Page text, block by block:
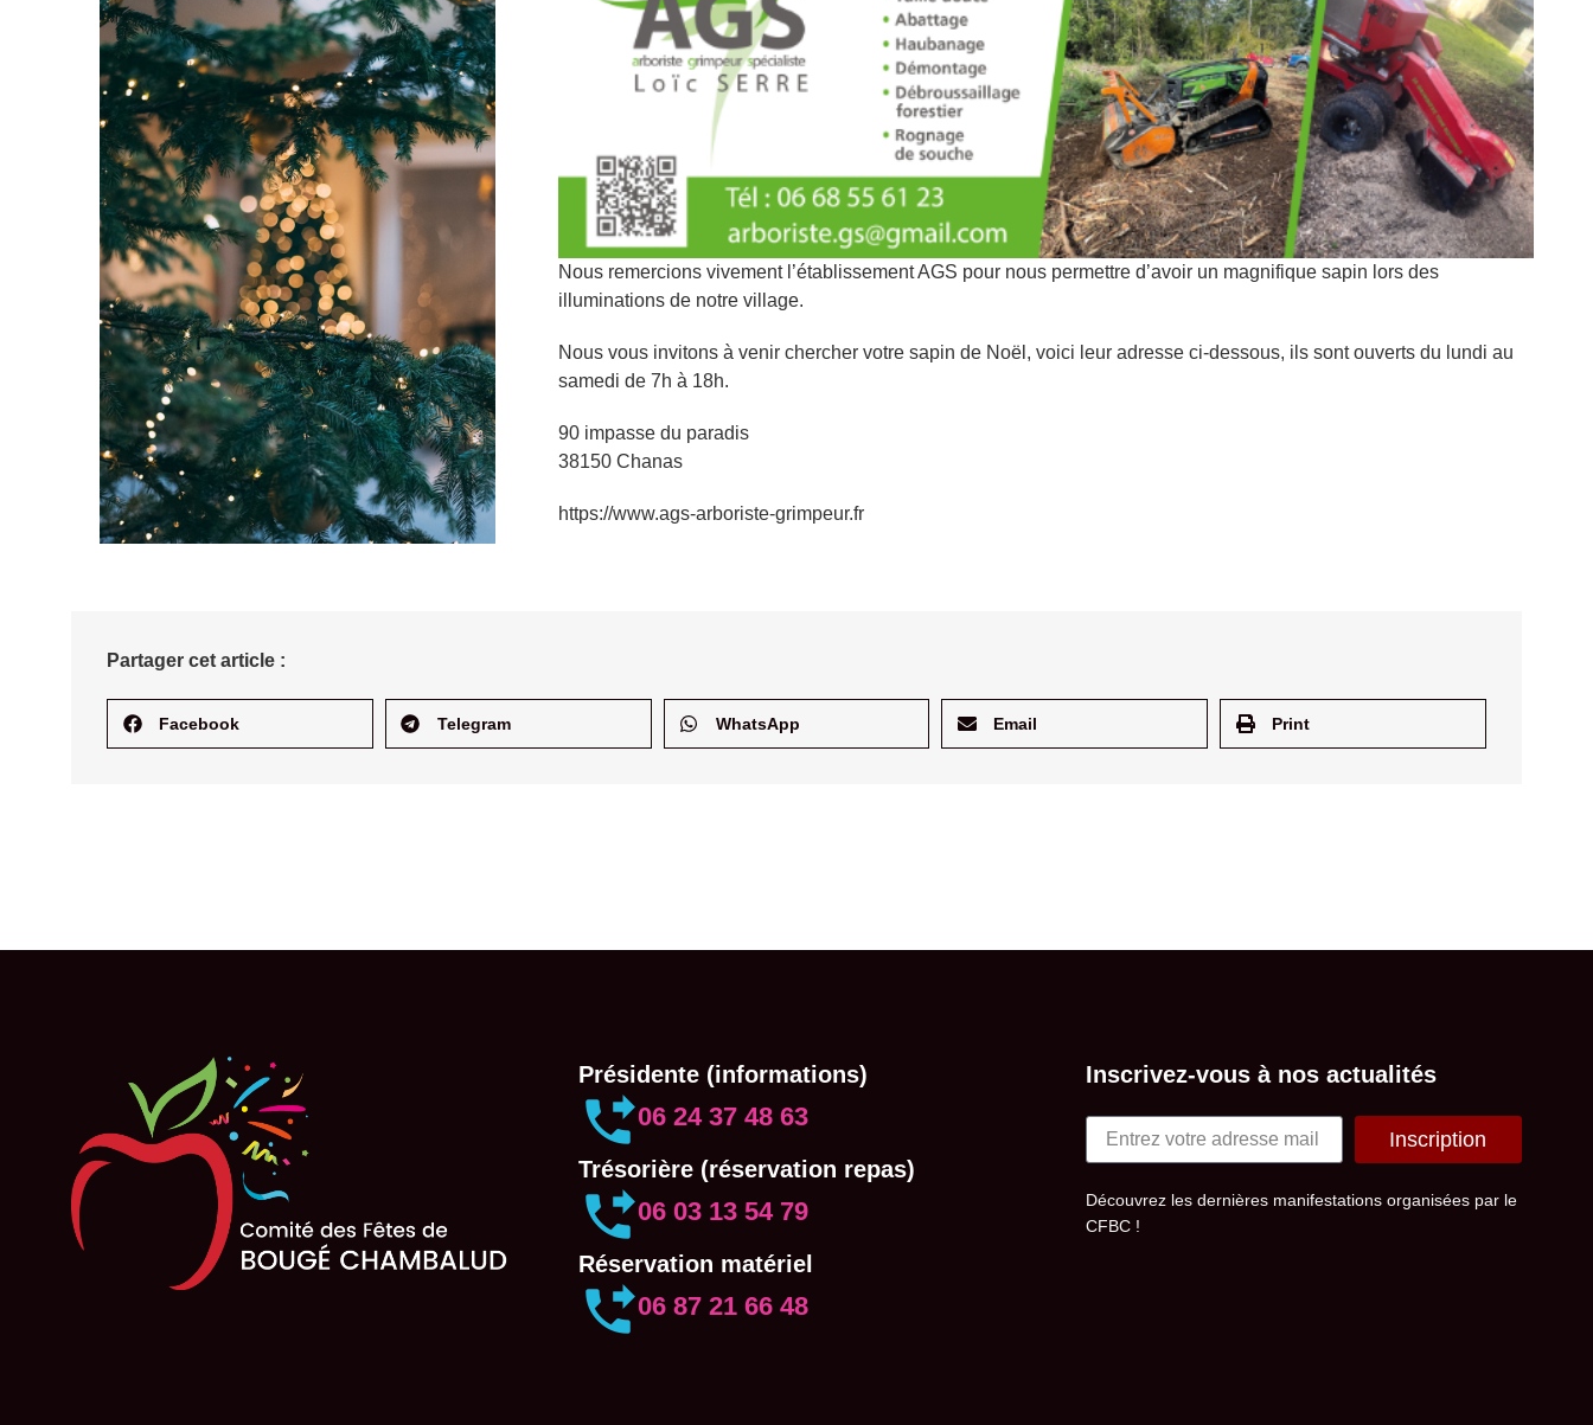
Nous remercions vivement l’établissement AGS pour nous permettre d’avoir un magnifique sapin lors des
illuminations de notre village.
Nous vous invitons à venir chercher votre sapin de Noël, voici leur adresse ci-dessous, ils sont ouverts du lundi au
samedi de 7h à 18h.
90 impasse du paradis
38150 Chanas
https://www.ags-arboriste-grimpeur.fr
Partager cet article :
Facebook Telegram WhatsApp Email Print
Présidente (informations)
06 24 37 48 63
Trésorière (réservation repas)
06 03 13 54 79
Réservation matériel
06 87 21 66 48
Inscrivez-vous à nos actualités
Inscription
Découvrez les dernières manifestations organisées par le
CFBC !